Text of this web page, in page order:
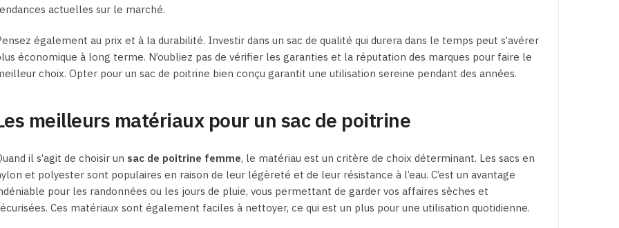
actuelles sur le marché.
également au prix et à la durabilité. Investir dans un sac de qualité qui durera dans le temps peut s’avérer
économique à long terme. N’oubliez pas de vérifier les garanties et la réputation des marques pour faire le
choix. Opter pour un sac de poitrine bien conçu garantit une utilisation sereine pendant des années.
meilleurs matériaux pour un sac de poitrine
il s’agit de choisir un sac de poitrine femme, le matériau est un critère de choix déterminant. Les sacs en
et polyester sont populaires en raison de leur légèreté et de leur résistance à l’eau. C’est un avantage
pour les randonnées ou les jours de pluie, vous permettant de garder vos affaires sèches et
Ces matériaux sont également faciles à nettoyer, ce qui est un plus pour une utilisation quotidienne.